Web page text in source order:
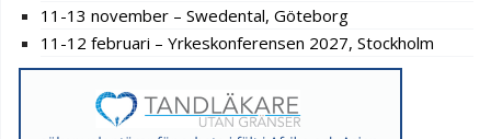
11-13 november – Swedental, Göteborg
11-12 februari – Yrkeskonferensen 2027, Stockholm